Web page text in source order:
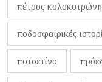
πέτρος
ποδοσφαιρικές
ποτσετίνο